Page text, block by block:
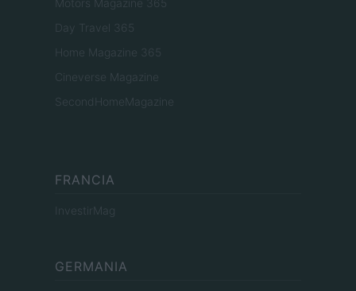
Motors Magazine 365
Day Travel 365
Home Magazine 365
Cineverse Magazine
SecondHomeMagazine
FRANCIA
InvestirMag
GERMANIA